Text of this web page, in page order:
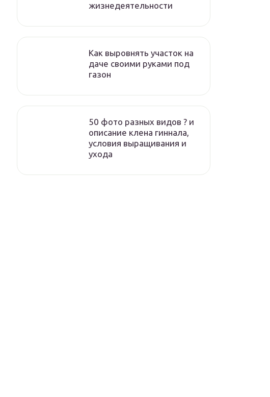
жизнедеятельности
Как выровнять участок на
даче своими руками под
газон
50 фото разных видов ? и
описание клена гиннала,
условия выращивания и
ухода